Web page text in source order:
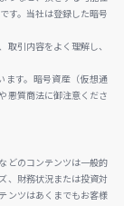
す。当社は登録した暗号
引内容をよく理解し、
ます。暗号資産（仮想通
悪質商法に御注意くださ
どのコンテンツは一般的
、財務状況または投資対
ンツはあくまでもお客様